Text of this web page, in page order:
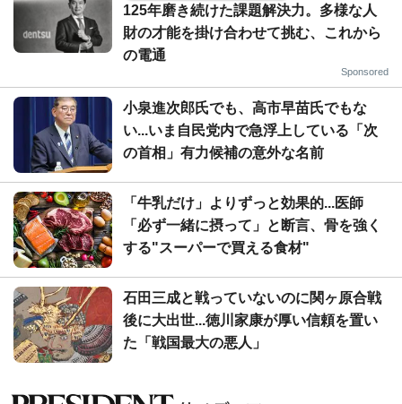
125年磨き続けた課題解決力。多様な人
財の才能を掛け合わせて挑む、これから
の電通
Sponsored
小泉進次郎氏でも、高市早苗氏でもな
い...いま自民党内で急浮上している「次
の首相」有力候補の意外な名前
「牛乳だけ」よりずっと効果的...医師
「必ず一緒に摂って」と断言、骨を強く
する"スーパーで買える食材"
石田三成と戦っていないのに関ヶ原合戦
後に大出世...徳川家康が厚い信頼を置い
た「戦国最大の悪人」